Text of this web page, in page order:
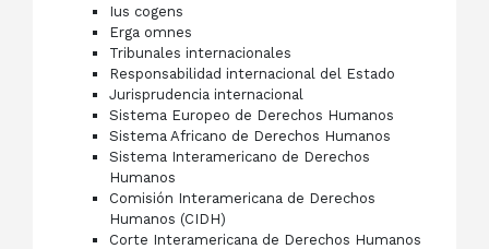
Ius cogens
Erga omnes
Tribunales internacionales
Responsabilidad internacional del Estado
Jurisprudencia internacional
Sistema Europeo de Derechos Humanos
Sistema Africano de Derechos Humanos
Sistema Interamericano de Derechos
Humanos
Comisión Interamericana de Derechos
Humanos (CIDH)
Corte Interamericana de Derechos Humanos